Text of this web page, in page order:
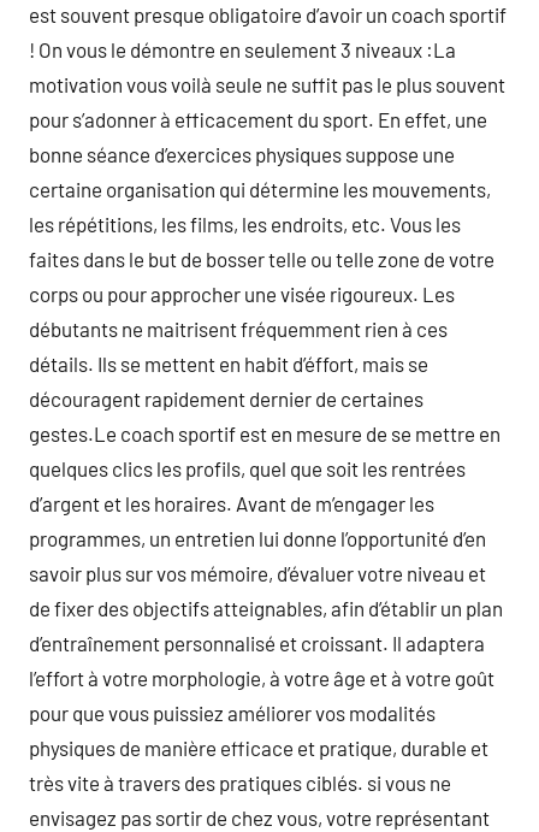
est souvent presque obligatoire d’avoir un coach sportif
! On vous le démontre en seulement 3 niveaux :La
motivation vous voilà seule ne suffit pas le plus souvent
pour s’adonner à efficacement du sport. En effet, une
bonne séance d’exercices physiques suppose une
certaine organisation qui détermine les mouvements,
les répétitions, les films, les endroits, etc. Vous les
faites dans le but de bosser telle ou telle zone de votre
corps ou pour approcher une visée rigoureux. Les
débutants ne maitrisent fréquemment rien à ces
détails. Ils se mettent en habit d’éffort, mais se
découragent rapidement dernier de certaines
gestes.Le coach sportif est en mesure de se mettre en
quelques clics les profils, quel que soit les rentrées
d’argent et les horaires. Avant de m’engager les
programmes, un entretien lui donne l’opportunité d’en
savoir plus sur vos mémoire, d’évaluer votre niveau et
de fixer des objectifs atteignables, afin d’établir un plan
d’entraînement personnalisé et croissant. Il adaptera
l’effort à votre morphologie, à votre âge et à votre goût
pour que vous puissiez améliorer vos modalités
physiques de manière efficace et pratique, durable et
très vite à travers des pratiques ciblés. si vous ne
envisagez pas sortir de chez vous, votre représentant